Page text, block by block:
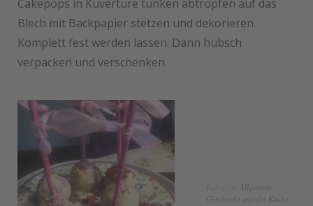
Cakepops in Kuvertüre tunken abtropfen auf das
Blech mit Backpapier stetzen und dekorieren.
Komplett fest werden lassen. Dann hübsch
verpacken und verschenken.
Allgemein
Geschenke aus der Küche